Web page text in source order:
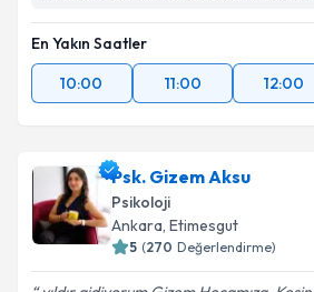
En Yakın Saatler
10:00
11:00 12:00
Psk. Gizem Aksu
Psikoloji
Ankara, Etimesgut
5 (270 Değerlendirme)